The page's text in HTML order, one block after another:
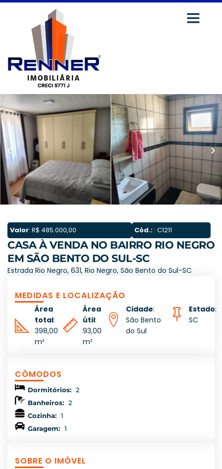
Valor: R$ 485.000,00 Cód.: : C1211
CASA À VENDA NO BAIRRO RIO NEGRO
EM SÃO BENTO DO SUL-SC
Estrada Rio Negro, 631, Rio Negro, São Bento do Sul-SC
MEDIDAS E LOCALIZAÇÃO
Área
total:
398,00
m²
Área
útil:
93,00
m²
Cidade:
São Bento
do Sul
Estado:
SC
CÔMODOS
Dormitórios: 2
Banheiros: 2
Cozinha: 1
Garagem: 1
SOBRE O IMÓVEL